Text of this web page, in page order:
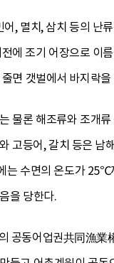
, 멸치, 삼치 등의 난
에 조기 어장으로 이
면 갯벌에서 바지락
물론 해조류와 조개
고등어, 갈치 등은
는 수면의 온도가
을 당한다.
공동어업권共同漁